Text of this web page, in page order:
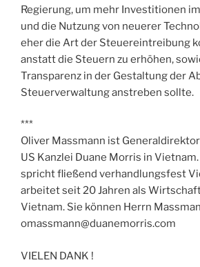
Regierung, um mehr Investitionen
und die Nutzung von neuerer
eher die Art der Steuereintreibung
anstatt die Steuern zu erhöhen,
Transparenz in der Gestaltung der
Steuerverwaltung anstreben sollte.
***
Oliver Massmann ist
US Kanzlei Duane Morris in
spricht fließend verhandlungsfest
arbeitet seit 20 Jahren als
Vietnam. Sie können Herrn
omassmann@duanemorris.com
VIELEN DANK !